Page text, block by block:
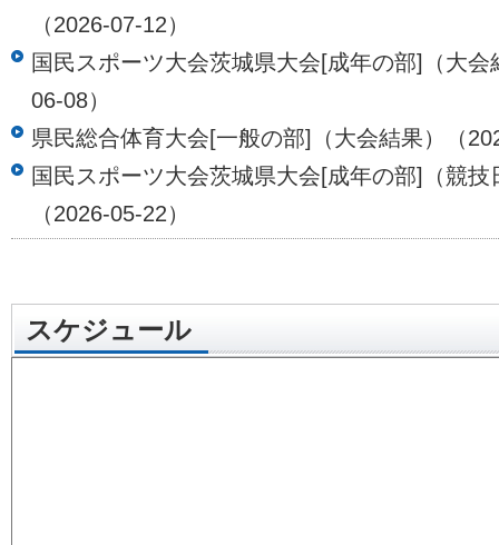
（2026-07-12）
国民スポーツ大会茨城県大会[成年の部]（大会
06-08）
県民総合体育大会[一般の部]（大会結果）（
国民スポーツ大会茨城県大会[成年の部]（競技
（2026-05-22）
スケジュール